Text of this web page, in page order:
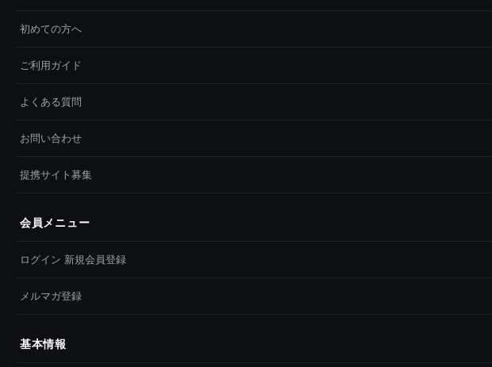
初めての方へ
ご利用ガイド
よくある質問
お問い合わせ
提携サイト募集
会員メニュー
ログイン 新規会員登録
メルマガ登録
基本情報